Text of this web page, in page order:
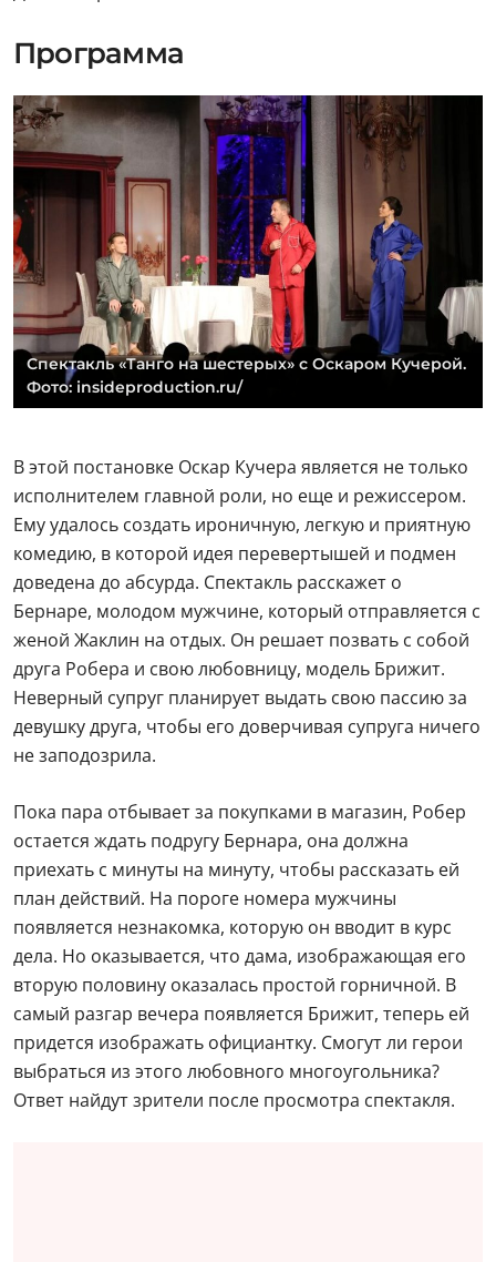
Программа
Спектакль «Танго на шестерых» с Оскаром Кучерой.
Фото: insideproduction.ru/
В этой постановке Оскар Кучера является не только
исполнителем главной роли, но еще и режиссером.
Ему удалось создать ироничную, легкую и приятную
комедию, в которой идея перевертышей и подмен
доведена до абсурда. Спектакль расскажет о
Бернаре, молодом мужчине, который отправляется с
женой Жаклин на отдых. Он решает позвать с собой
друга Робера и свою любовницу, модель Брижит.
Неверный супруг планирует выдать свою пассию за
девушку друга, чтобы его доверчивая супруга ничего
не заподозрила.
Пока пара отбывает за покупками в магазин, Робер
остается ждать подругу Бернара, она должна
приехать с минуты на минуту, чтобы рассказать ей
план действий. На пороге номера мужчины
появляется незнакомка, которую он вводит в курс
дела. Но оказывается, что дама, изображающая его
вторую половину оказалась простой горничной. В
самый разгар вечера появляется Брижит, теперь ей
придется изображать официантку. Смогут ли герои
выбраться из этого любовного многоугольника?
Ответ найдут зрители после просмотра спектакля.